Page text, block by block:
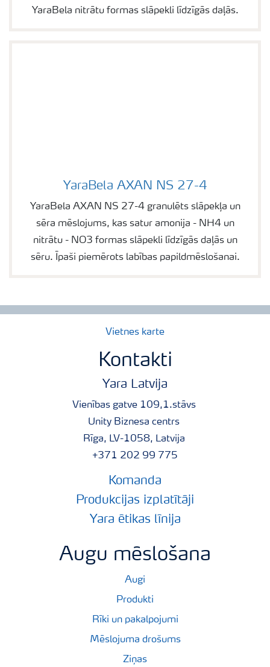
YaraBela nitrātu formas slāpekli līdzīgās daļās.
Image of YaraBela AXAN NS 27-4
YaraBela AXAN NS 27-4
YaraBela AXAN NS 27-4 granulēts slāpekļa un
sēra mēslojums, kas satur amonija - NH4 un
nitrātu - NO3 formas slāpekli līdzīgās daļās un
sēru. Īpaši piemērots labības papildmēslošanai.
Vietnes karte
Kontakti
Yara Latvija
Vienības gatve 109,1.stāvs
Unity Biznesa centrs
Rīga, LV-1058, Latvija
+371 202 99 775
Komanda
Produkcijas izplatītāji
Yara ētikas līnija
Augu mēslošana
Augi
Produkti
Rīki un pakalpojumi
Mēslojuma drošums
Ziņas